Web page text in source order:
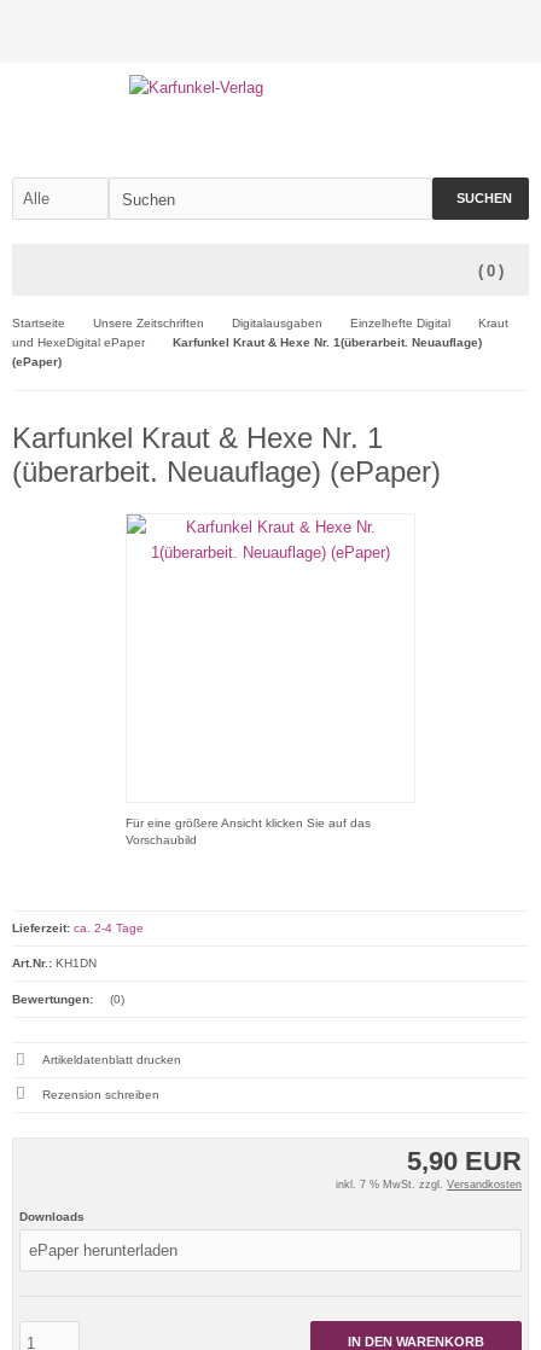
SUCHEN
( 0 )
Startseite Unsere Zeitschriften Digitalausgaben Einzelhefte Digital
Kraut
und HexeDigital ePaper
Karfunkel Kraut & Hexe Nr. 1(überarbeit. Neuauflage)
(ePaper)
Karfunkel Kraut & Hexe Nr. 1
(überarbeit. Neuauflage) (ePaper)
Für eine größere Ansicht klicken Sie auf das
Vorschaubild
5,90 EUR
inkl. 7 % MwSt. zzgl. Versandkosten
Downloads
IN DEN WARENKORB
Lieferzeit: ca. 2-4 Tage
Art.Nr.: KH1DN
Bewertungen: (0)
Artikeldatenblatt drucken
Rezension schreiben